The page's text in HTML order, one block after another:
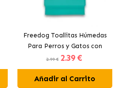
Freedog Toallitas Húmedas
Para Perros y Gatos con
Lavanda & Vainilla
2.99 € 2.39 €
Añadir al Carrito